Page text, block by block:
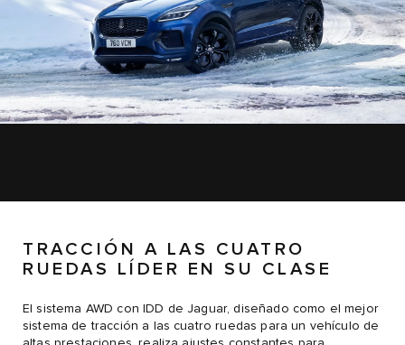
TRACCIÓN A LAS CUATRO
RUEDAS LÍDER EN SU CLASE
El sistema AWD con IDD de Jaguar, diseñado como el mejor
sistema de tracción a las cuatro ruedas para un vehículo de